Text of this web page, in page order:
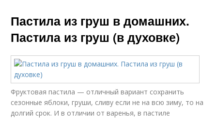
Пастила из груш в домашних.
Пастила из груш (в духовке)
Фруктовая пастила — отличный вариант сохранить
сезонные яблоки, груши, сливу если не на всю зиму, то на
долгий срок. И в отличии от варенья, в пастиле